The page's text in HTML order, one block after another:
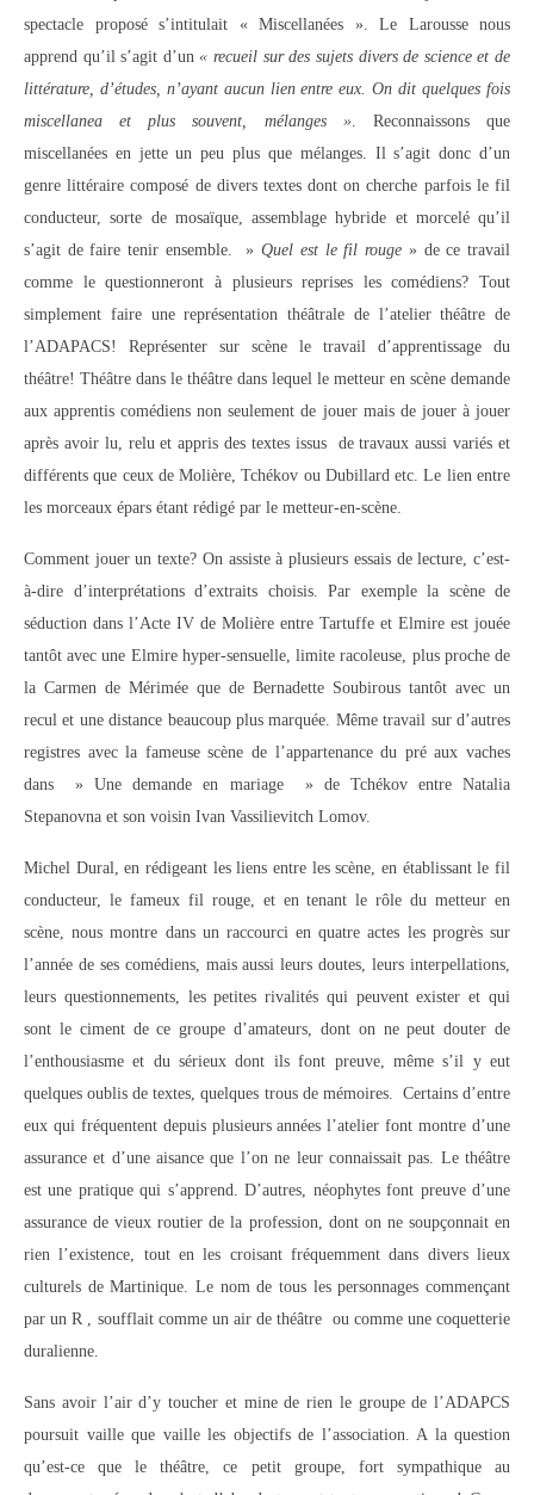
spectacle proposé s’intitulait « Miscellanées ». Le Larousse nous
apprend qu’il s’agit d’un« recueil sur des sujets divers de science et de
littérature, d’études, n’ayant aucun lien entre eux. On dit quelques fois
miscellanea et plus souvent, mélanges ». Reconnaissons que
miscellanées en jette un peu plus que mélanges. Il s’agit donc d’un
genre littéraire composé de divers textes dont on cherche parfois le fil
conducteur, sorte de mosaïque, assemblage hybride et morcelé qu’il
s’agit de faire tenir ensemble. »Quel est le fil rouge » de ce travail
comme le questionneront à plusieurs reprises les comédiens? Tout
simplement faire une représentation théâtrale de l’atelier théâtre de
l’ADAPACS! Représenter sur scène le travail d’apprentissage du
théâtre! Théâtre dans le théâtre dans lequel le metteur en scène demande
aux apprentis comédiens non seulement de jouer mais de jouer à jouer
après avoir lu, relu et appris des textes issus de travaux aussi variés et
différents que ceux de Molière, Tchékov ou Dubillard etc. Le lien entre
les morceaux épars étant rédigé par le metteur-en-scène.
Comment jouer un texte? On assiste à plusieurs essais de lecture, c’est-
à-dire d’interprétations d’extraits choisis. Par exemple la scène de
séduction dans l’Acte IV de Molière entre Tartuffe et Elmire est jouée
tantôt avec une Elmire hyper-sensuelle, limite racoleuse, plus proche de
la Carmen de Mérimée que de Bernadette Soubirous tantôt avec un
recul et une distance beaucoup plus marquée. Même travail sur d’autres
registres avec la fameuse scène de l’appartenance du pré aux vaches
dans » Une demande en mariage » de Tchékov entre Natalia
Stepanovna et son voisin Ivan Vassilievitch Lomov.
Michel Dural, en rédigeant les liens entre les scène, en établissant le fil
conducteur, le fameux fil rouge, et en tenant le rôle du metteur en
scène, nous montre dans un raccourci en quatre actes les progrès sur
l’année de ses comédiens, mais aussi leurs doutes, leurs interpellations,
leurs questionnements, les petites rivalités qui peuvent exister et qui
sont le ciment de ce groupe d’amateurs, dont on ne peut douter de
l’enthousiasme et du sérieux dont ils font preuve, même s’il y eut
quelques oublis de textes, quelques trous de mémoires. Certains d’entre
eux qui fréquentent depuis plusieurs années l’atelier font montre d’une
assurance et d’une aisance que l’on ne leur connaissait pas. Le théâtre
est une pratique qui s’apprend. D’autres, néophytes font preuve d’une
assurance de vieux routier de la profession, dont on ne soupçonnait en
rien l’existence, tout en les croisant fréquemment dans divers lieux
culturels de Martinique. Le nom de tous les personnages commençant
par un R , soufflait comme un air de théâtre ou comme une coquetterie
duralienne.
Sans avoir l’air d’y toucher et mine de rien le groupe de l’ADAPCS
poursuit vaille que vaille les objectifs de l’association. A la question
qu’est-ce que le théâtre, ce petit groupe, fort sympathique au